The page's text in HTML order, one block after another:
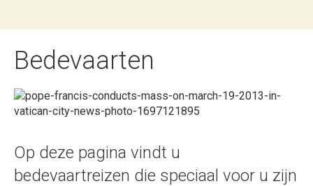
Bedevaarten
Op deze pagina vindt u
bedevaartreizen die speciaal voor u zijn